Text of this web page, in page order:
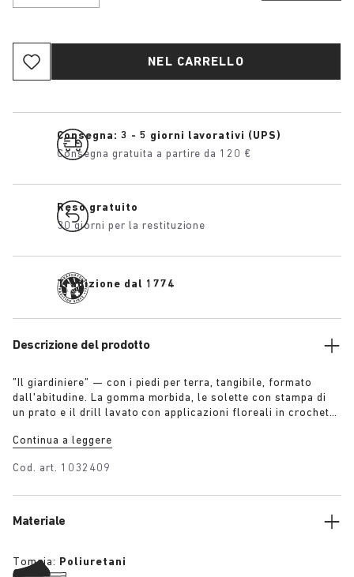
NEL CARRELLO
Consegna: 3 - 5 giorni lavorativi (UPS)
Consegna gratuita a partire da 120 €
Reso gratuito
30 giorni per la restituzione
Tradizione dal 1774
Descrizione del prodotto
”Il giardiniere” — con i piedi per terra, tangibile, formato
dall'abitudine. La gomma morbida, le solette con stampa di
un prato e il drill lavato con applicazioni floreali in crochet
pensata per riflettere una vita vissuta al ritmo della terra.
Continua a leggere
Cod. art. 1032409
Materiale
Tomaia: Poliuretani